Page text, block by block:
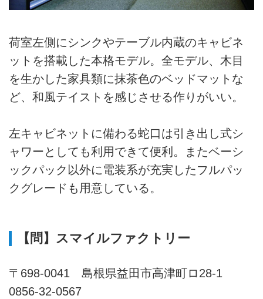
荷室左側にシンクやテーブル内蔵のキャビネ
ットを搭載した本格モデル。全モデル、木目
を生かした家具類に抹茶色のベッドマットな
ど、和風テイストを感じさせる作りがいい。
左キャビネットに備わる蛇口は引き出し式シ
ャワーとしても利用できて便利。またベーシ
ックパック以外に電装系が充実したフルパッ
クグレードも用意している。
【問】スマイルファクトリー
〒698-0041 島根県益田市高津町ロ28-1
0856-32-0567